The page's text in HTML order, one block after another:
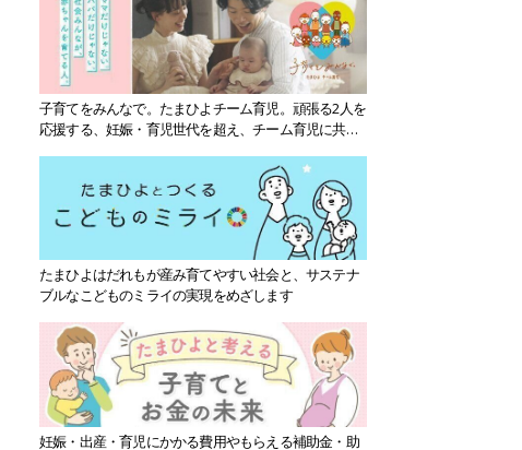
子育てをみんなで。たまひよチーム育児。頑張る2人を
応援する、妊娠・育児世代を超え、チーム育児に共感
たまひよはだれもが産み育てやすい社会と、サステナ
ブルなこどものミライの実現をめざします
妊娠・出産・育児にかかる費用やもらえる補助金・助